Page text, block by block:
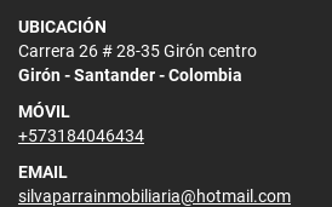
UBICACIÓN
Carrera 26 # 28-35 Girón centro
Girón - Santander - Colombia
MÓVIL
+573184046434
EMAIL
silvaparrainmobiliaria@hotmail.com